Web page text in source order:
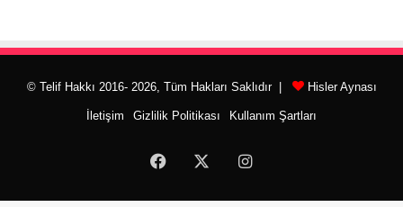
© Telif Hakkı 2016- 2026, Tüm Hakları Saklıdır | Hisler Aynası
İletişim Gizlilik Politikası Kullanım Şartları
Facebook Instagram